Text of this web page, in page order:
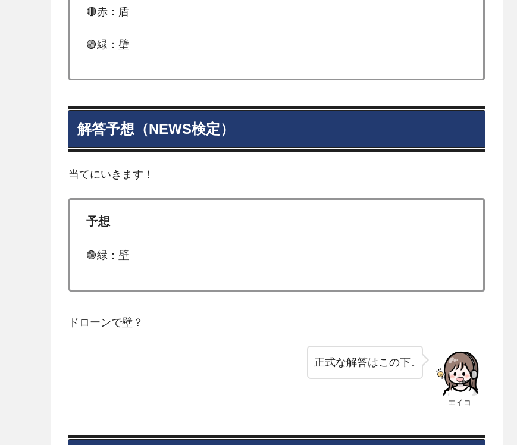
🔴赤：盾
🟢緑：壁
解答予想（NEWS検定）
当てにいきます！
予想
🟢緑：壁
ドローンで壁？
エイコ
正式な解答はこの下↓